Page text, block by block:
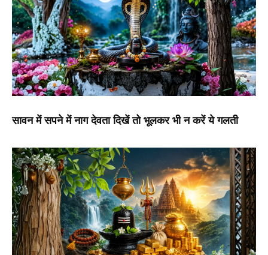
सावन में सपने में नाग देवता दिखें तो भूलकर भी न करें ये गलती